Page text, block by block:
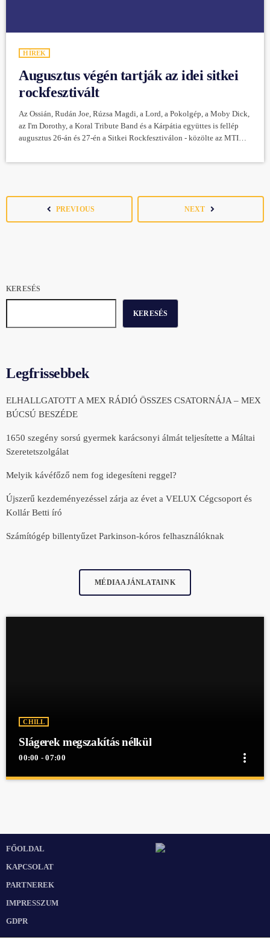
HÍREK
Augusztus végén tartják az idei sitkei
rockfesztivált
Az Ossián, Rudán Joe, Rúzsa Magdi, a Lord, a Pokolgép, a Moby Dick,
az I'm Dorothy, a Koral Tribute Band és a Kárpátia együttes is fellép
augusztus 26-án és 27-én a Sitkei Rockfesztiválon - közölte az MTI
hogy az idén is legalább hatezer érdeklődőt várnak a Hercseg-hegy
navigate_before PREVIOUS NEXT navigate_next
KERESÉS
KERESÉS
Legfrissebbek
ELHALLGATOTT A MEX RÁDIÓ ÖSSZES CSATORNÁJA – MEX
BÚCSÚ BESZÉDE
1650 szegény sorsú gyermek karácsonyi álmát teljesítette a Máltai
Szeretetszolgálat
Melyik kávéfőző nem fog idegesíteni reggel?
Újszerű kezdeményezéssel zárja az évet a VELUX Cégcsoport és
Kollár Betti író
Számítógép billentyűzet Parkinson-kóros felhasználóknak
MÉDIAAJÁNLATAINK
CHILL
Slágerek megszakítás nélkül
00:00 - 07:00 more_vert
Slágerek megszakítás nélkül egész éjjel a Mex Rádióban!
FŐOLDAL
KAPCSOLAT
PARTNEREK
IMPRESSZUM
GDPR